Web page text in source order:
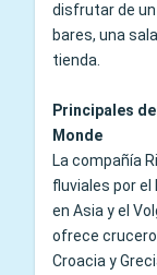
disfrutar de
bares, una
tienda.
Principales
Monde
La compañía
fluviales por el
en Asia y el
ofrece
Croacia y